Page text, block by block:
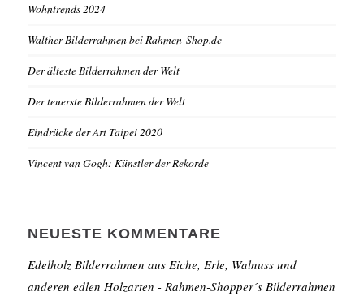
Wohntrends 2024
Walther Bilderrahmen bei Rahmen-Shop.de
Der älteste Bilderrahmen der Welt
Der teuerste Bilderrahmen der Welt
Eindrücke der Art Taipei 2020
Vincent van Gogh: Künstler der Rekorde
NEUESTE KOMMENTARE
Edelholz Bilderrahmen aus Eiche, Erle, Walnuss und
anderen edlen Holzarten - Rahmen-Shopper´s Bilderrahmen